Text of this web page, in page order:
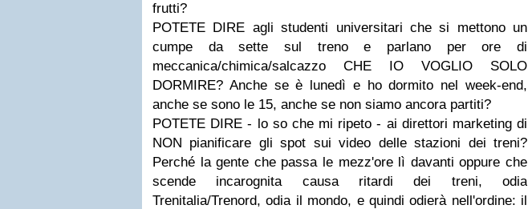
frutti?
POTETE DIRE agli studenti universitari che si mettono un
cumpe da sette sul treno e parlano per ore di
meccanica/chimica/salcazzo CHE IO VOGLIO SOLO
DORMIRE? Anche se è lunedì e ho dormito nel week-end,
anche se sono le 15, anche se non siamo ancora partiti?
POTETE DIRE - lo so che mi ripeto - ai direttori marketing di
NON pianificare gli spot sui video delle stazioni dei treni?
Perché la gente che passa le mezz'ore lì davanti oppure che
scende incarognita causa ritardi dei treni, odia
Trenitalia/Trenord, odia il mondo, e quindi odierà nell'ordine: il